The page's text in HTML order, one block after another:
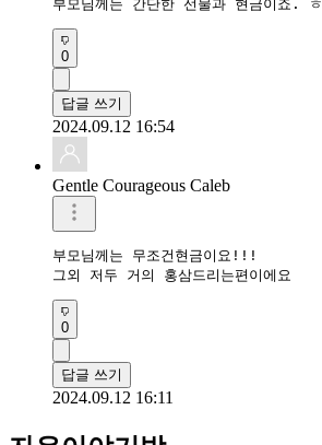
부모님께는 간단한 선물과 현금이죠. ㅎ
0
답글 쓰기
2024.09.12 16:54
Gentle Courageous Caleb
부모님께는 무조건현금이요!!!
그외 저두 거의 홍삼드리는편이에요
0
답글 쓰기
2024.09.12 16:11